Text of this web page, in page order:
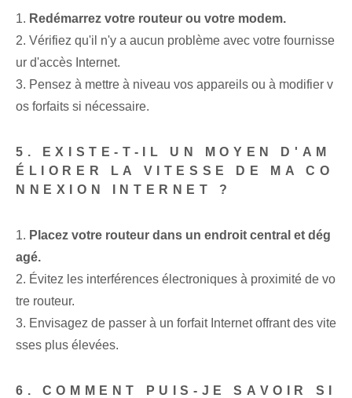
1. Redémarrez votre routeur ou votre modem.
2. Vérifiez qu'il n'y a aucun problème avec votre fournisse
ur d'accès Internet.
3. Pensez à mettre à niveau vos appareils ou à modifier v
os forfaits si nécessaire.
5. EXISTE-T-IL UN MOYEN D'AM
ÉLIORER LA VITESSE DE MA CO
NNEXION INTERNET ?
1. Placez votre routeur dans un endroit central et dég
agé.
2. Évitez les interférences électroniques à proximité de vo
tre routeur.
3. Envisagez de passer à un forfait Internet offrant des vite
sses plus élevées.
6. COMMENT PUIS-JE SAVOIR SI